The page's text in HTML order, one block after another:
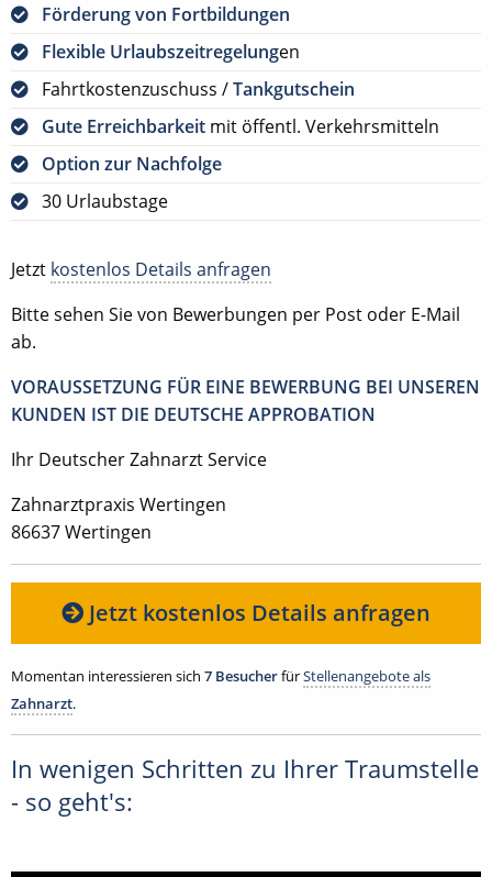
Förderung von Fortbildungen
Flexible Urlaubszeitregelungen
Fahrtkostenzuschuss /Tankgutschein
Gute Erreichbarkeit mit öffentl. Verkehrsmitteln
Option zur Nachfolge
30 Urlaubstage
Jetzt kostenlos Details anfragen
Bitte sehen Sie von Bewerbungen per Post oder E-Mail
ab.
VORAUSSETZUNG FÜR EINE BEWERBUNG BEI UNSEREN
KUNDEN IST DIE DEUTSCHE APPROBATION
Ihr Deutscher Zahnarzt Service
Zahnarztpraxis Wertingen
86637 Wertingen
Jetzt kostenlos Details anfragen
Momentan interessieren sich 7 BesucherfürStellenangebote als
Zahnarzt.
In wenigen Schritten zu Ihrer Traumstelle
- so geht's: